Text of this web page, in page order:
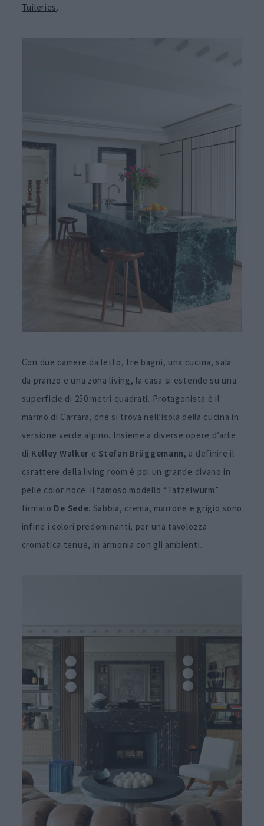
Tuileries.
Con due camere da letto, tre bagni, una cucina, sala
da pranzo e una zona living, la casa si estende su una
superficie di 250 metri quadrati. Protagonista è il
marmo di Carrara, che si trova nell’isola della cucina in
versione verde alpino. Insieme a diverse opere d’arte
di Kelley Walker e Stefan Brüggemann, a definire il
carattere della living room è poi un grande divano in
pelle color noce: il famoso modello “Tatzelwurm”
firmato De Sede. Sabbia, crema, marrone e grigio sono
infine i colori predominanti, per una tavolozza
cromatica tenue, in armonia con gli ambienti.